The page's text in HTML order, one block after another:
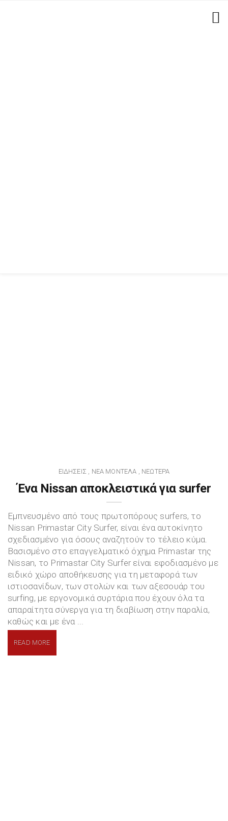
ΕΙΔΉΣΕΙΣ , ΝΈΑ ΜΟΝΤΈΛΑ , ΝΕΏΤΕΡΑ
Ένα Nissan αποκλειστικά για surfer
Εμπνευσμένο από τους πρωτοπόρους surfers, το
Nissan Primastar City Surfer, είναι ένα αυτοκίνητο
σχεδιασμένο για όσους αναζητούν το τέλειο κύμα.
Βασισμένο στο επαγγελματικό όχημα Primastar της
Nissan, το Primastar City Surfer είναι εφοδιασμένο με
ειδικό χώρο αποθήκευσης για τη μεταφορά των
ιστιοσανίδων, των στολών και των αξεσουάρ του
surfing, με εργονομικά συρτάρια που έχουν όλα τα
απαραίτητα σύνεργα για τη διαβίωση στην παραλία,
καθώς και με ένα ...
READ MORE